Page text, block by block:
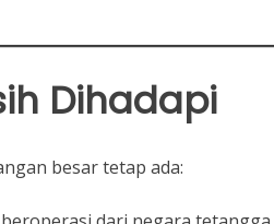
Dihadapi
besar tetap ada: